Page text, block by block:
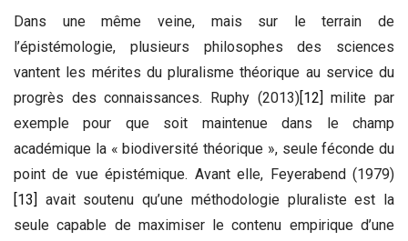
Dans une même veine, mais sur le terrain de
l’épistémologie, plusieurs philosophes des sciences
vantent les mérites du pluralisme théorique au service du
progrès des connaissances. Ruphy (2013)[12]
milite par
exemple pour que soit maintenue dans le champ
académique la « biodiversité théorique », seule féconde du
point de vue épistémique. Avant elle, Feyerabend (1979)
[13]
avait soutenu qu’une méthodologie pluraliste est la
seule capable de maximiser le contenu empirique d’une